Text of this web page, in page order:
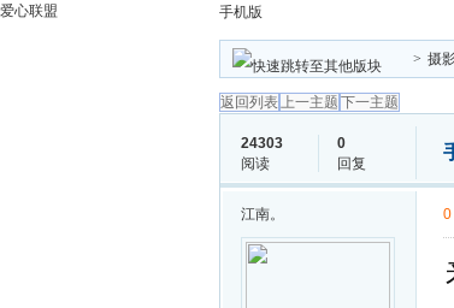
手机版
爱心联盟
> 摄
返回列表上一主题 下一主题
24303
阅读
0
回复
江南。 0